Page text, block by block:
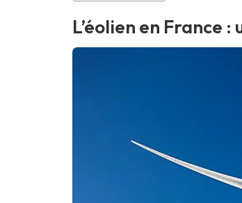
L’éolien en France